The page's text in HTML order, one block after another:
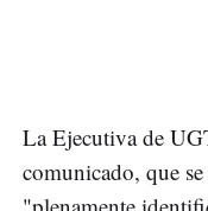
La Ejecutiva de
comunicado, que